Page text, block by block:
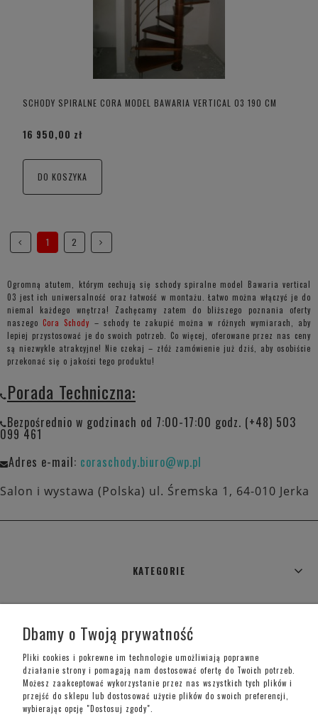
SCHODY SPIRALNE CORA MODEL BAWARIA VERTICAL 03 190 CM
16 950,00 zł
DO KOSZYKA
1 2
Ogromną atutem, którym cechują się schody spiralne model Bawaria vertical
03 jest ich uniwersalność oraz łatwość w montażu. Łatwo można włączyć je do
niemal każdego wnętrza! Zachęcamy zatem do bliższego poznania oferty
naszego Cora Schody – schody te zakupić można w różnych wymiarach, aby
lepiej przystosować je do swoich potrzeb. Co więcej, oferowane przez nas ceny
są niezwykle atrakcyjne! Nie czekaj – złóż zamówienie już dziś, aby osobiście
przekonać się o jakości tego produktu!
Porada Techniczna:
Bezpośrednio w godzinach od 7:00-17:00 godz. (+48) 503
099 461
Adres e-mail: coraschody.biuro@wp.pl
Salon i wystawa (Polska) ul. Śremska 1, 64-010 Jerka
KATEGORIE
MOJE KONTO
INFORMACJE O SKLEPIE
Dbamy o Twoją prywatność
Pliki cookies i pokrewne im technologie umożliwiają poprawne
działanie strony i pomagają nam dostosować ofertę do Twoich potrzeb.
Możesz zaakceptować wykorzystanie przez nas wszystkich tych plików i
przejść do sklepu lub dostosować użycie plików do swoich preferencji,
wybierając opcję "Dostosuj zgody".